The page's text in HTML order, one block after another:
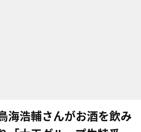
海浩輔さんがお酒を飲み